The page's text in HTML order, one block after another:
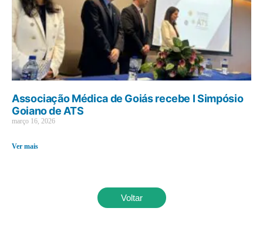
Associação Médica de Goiás recebe I Simpósio
Goiano de ATS
março 16, 2026
Ver mais
Voltar